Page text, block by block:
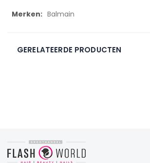
Meer
Balmain
GERELATEERDE PRODUCTEN